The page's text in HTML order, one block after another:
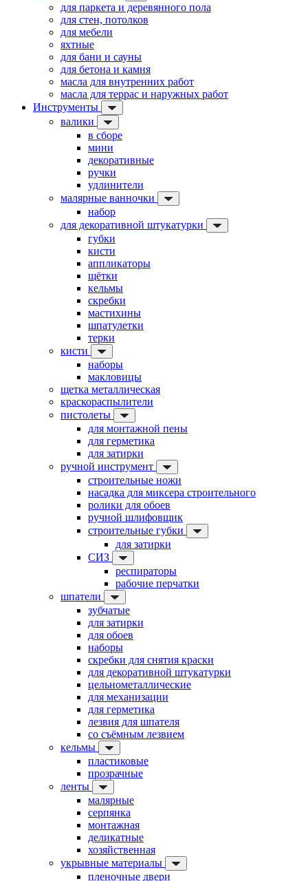
для паркета и деревянного пола
для стен, потолков
для мебели
яхтные
для бани и сауны
для бетона и камня
масла для внутренних работ
масла для террас и наружных работ
Инструменты
валики
в сборе
мини
декоративные
ручки
удлинители
малярные ванночки
набор
для декоративной штукатурки
губки
кисти
аппликаторы
щётки
кельмы
скребки
мастихины
шпатулетки
терки
кисти
наборы
макловицы
щетка металлическая
краскораспылители
пистолеты
для монтажной пены
для герметика
для затирки
ручной инструмент
строительные ножи
насадка для миксера строительного
ролики для обоев
ручной шлифовщик
строительные губки
для затирки
СИЗ
респираторы
рабочие перчатки
шпатели
зубчатые
для затирки
для обоев
наборы
скребки для снятия краски
для декоративной штукатурки
цельнометаллические
для механизации
для герметика
лезвия для шпателя
со съёмным лезвием
кельмы
пластиковые
прозрачные
ленты
малярные
серпянка
монтажная
деликатные
хозяйственная
укрывные материалы
пленочные двери